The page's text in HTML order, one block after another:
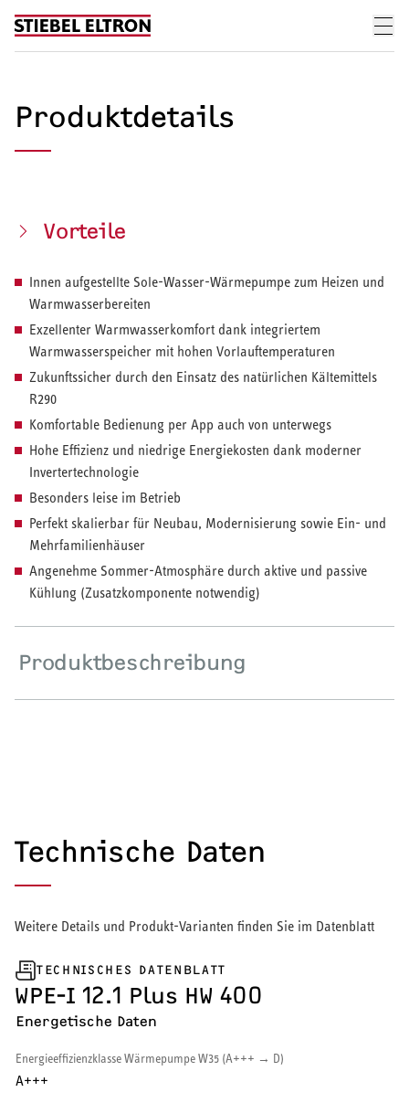
HEIZEN UND KÜHLEN
Wärmepumpe
Puffer- und Trinkwarmwasserspeicher
Regelung / Energiemanagement
Nachtspeicherheizung
Warmwasserspeicher
Warmwasser-Wärmepumpe
Wohnungsstationen
Kochendwassergeräte
Händetrockner
Produktdetails
Vorteile
Innen aufgestellte Sole-Wasser-Wärmepumpe zum Heizen und
Warmwasserbereiten
Exzellenter Warmwasserkomfort dank integriertem
Warmwasserspeicher mit hohen Vorlauftemperaturen
Zukunftssicher durch den Einsatz des natürlichen Kältemittels
R290
Komfortable Bedienung per App auch von unterwegs
Hohe Effizienz und niedrige Energiekosten dank moderner
Invertertechnologie
Besonders leise im Betrieb
Perfekt skalierbar für Neubau, Modernisierung sowie Ein- und
Mehrfamilienhäuser
Angenehme Sommer-Atmosphäre durch aktive und passive
Kühlung (Zusatzkomponente notwendig)
Produktbeschreibung
Technische Daten
Weitere Details und Produkt-Varianten finden Sie im Datenblatt
TECHNISCHES DATENBLATT
WPE-I 12.1 Plus HW 400
Energetische Daten
Energieeffizienzklasse Wärmepumpe W35 (A+++ → D)
A+++